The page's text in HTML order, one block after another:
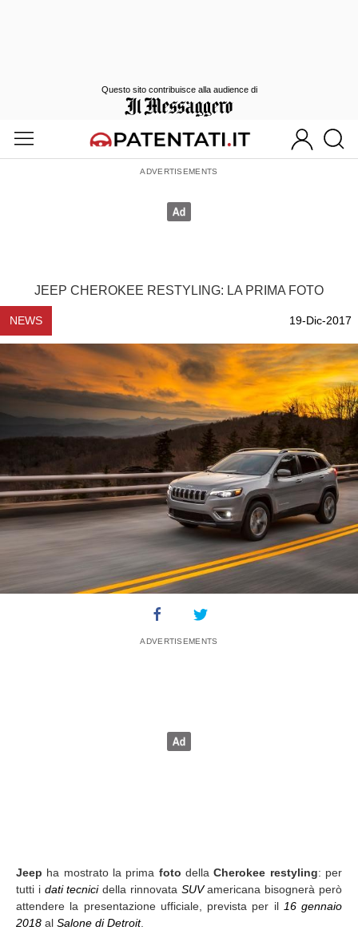
JEEP CHEROKEE RESTYLING: LA PRIMA FOTO
NEWS 19-Dic-2017
Jeep ha mostrato la prima foto della Cherokee restyling: per
tutti i dati tecnicidella rinnovata SUVamericana bisognerà però
attendere la presentazione ufficiale, prevista per il 16 gennaio
2018 al Salone di Detroit.
Questo sito contribuisce alla audience di